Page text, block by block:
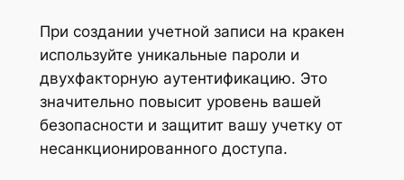
При создании учетной записи на кракен
используйте уникальные пароли и
двухфакторную аутентификацию. Это
значительно повысит уровень вашей
безопасности и защитит вашу учетку от
несанкционированного доступа.